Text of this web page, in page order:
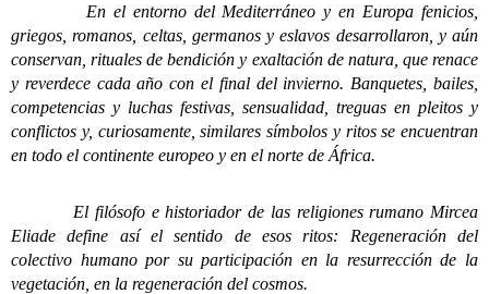
En el entorno del Mediterráneo y en Europa fenicios,
griegos, romanos, celtas, germanos y eslavos desarrollaron, y aún
conservan, rituales de bendición y exaltación de natura, que renace
y reverdece cada año con el final del invierno. Banquetes, bailes,
competencias y luchas festivas, sensualidad, treguas en pleitos y
conflictos y, curiosamente, similares símbolos y ritos se encuentran
en todo el continente europeo y en el norte de África.
El filósofo e historiador de las religiones rumano Mircea
Eliade define así el sentido de esos ritos: Regeneración del
colectivo humano por su participación en la resurrección de la
vegetación, en la regeneración del cosmos.